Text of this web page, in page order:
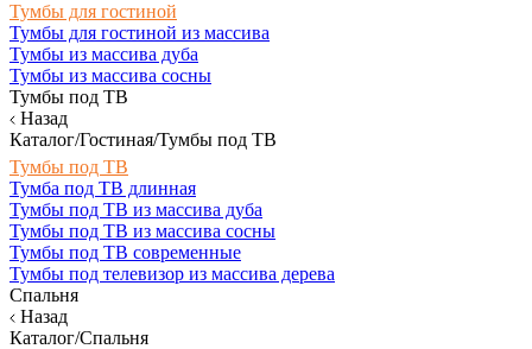
Тумбы для гостиной
Тумбы для гостиной из массива
Тумбы из массива дуба
Тумбы из массива сосны
Тумбы под ТВ
Назад
Каталог/Гостиная/Тумбы под ТВ
Тумбы под ТВ
Тумба под ТВ длинная
Тумбы под ТВ из массива дуба
Тумбы под ТВ из массива сосны
Тумбы под ТВ современные
Тумбы под телевизор из массива дерева
Спальня
Назад
Каталог/Спальня